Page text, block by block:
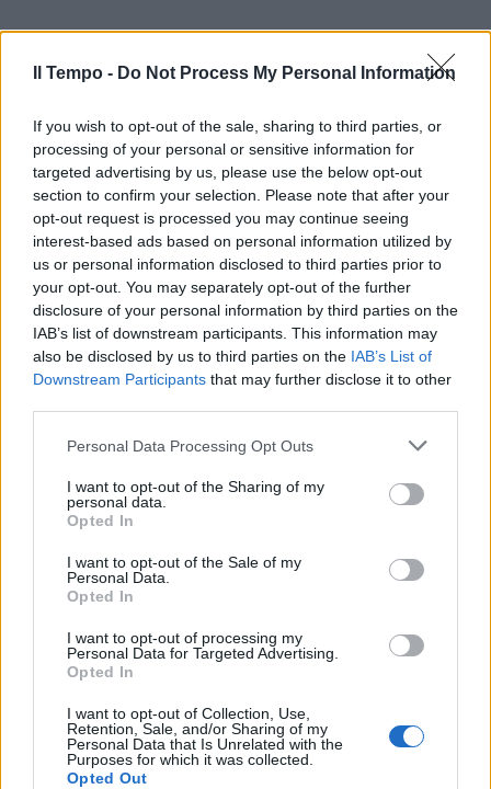
Il Tempo - Do Not Process My Personal Information
If you wish to opt-out of the sale, sharing to third parties, or
processing of your personal or sensitive information for
targeted advertising by us, please use the below opt-out
section to confirm your selection. Please note that after your
opt-out request is processed you may continue seeing
interest-based ads based on personal information utilized by
us or personal information disclosed to third parties prior to
your opt-out. You may separately opt-out of the further
disclosure of your personal information by third parties on the
IAB’s list of downstream participants. This information may
also be disclosed by us to third parties on the IAB’s List of
Downstream Participants that may further disclose it to other
Personal Data Processing Opt Outs
I want to opt-out of the Sharing of my
personal data.
Opted In
I want to opt-out of the Sale of my
Personal Data.
Opted In
I want to opt-out of processing my
Personal Data for Targeted Advertising.
Opted In
I want to opt-out of Collection, Use,
Retention, Sale, and/or Sharing of my
Personal Data that Is Unrelated with the
Purposes for which it was collected.
Opted Out
In evidenza